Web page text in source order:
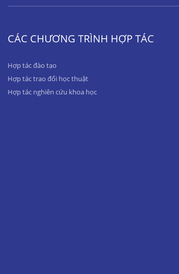
CÁC CHƯƠNG TRÌNH HỢP TÁC
Hợp tác đào tạo
Hợp tác trao đổi học thuật
Hợp tác nghiên cứu khoa học